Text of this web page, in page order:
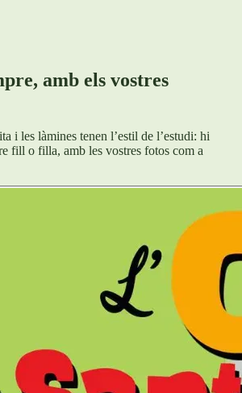
amb els vostres
i les làmines tenen l’estil de l’estudi: hi
fill o filla, amb les vostres fotos com a